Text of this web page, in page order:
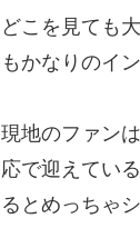
どこを見ても
もかなりのイ
現地のファンは
応で迎えてい
るとめっちゃ